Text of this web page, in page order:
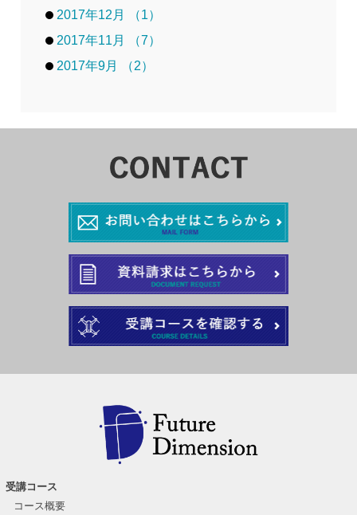
2017年12月 （1）
2017年11月 （7）
2017年9月 （2）
受講コース
コース概要